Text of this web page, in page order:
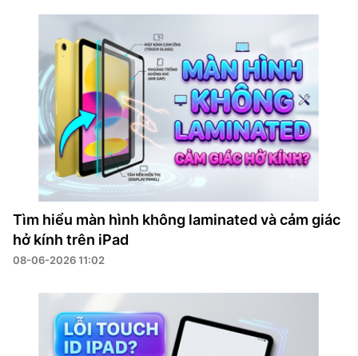
Tìm hiểu màn hình không laminated và cảm giác
hở kính trên iPad
08-06-2026 11:02